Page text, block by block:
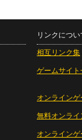
リンクについ
相互リンク集
ゲームサイト
オンラインゲ
無料オンライ
オンライン